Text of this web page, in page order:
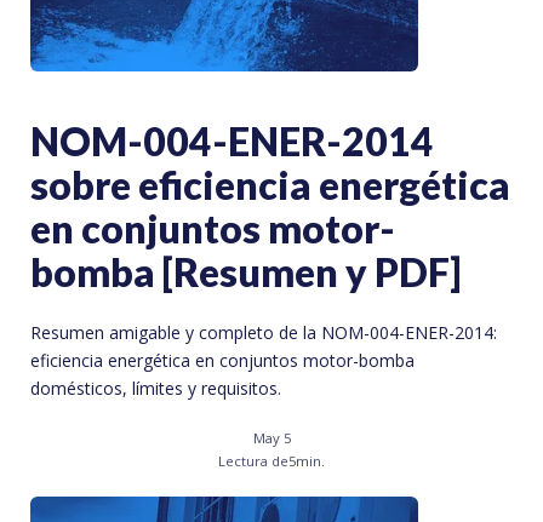
NOM-004-ENER-2014
sobre eficiencia energética
en conjuntos motor-
bomba [Resumen y PDF]
Resumen amigable y completo de la NOM-004-ENER-2014:
eficiencia energética en conjuntos motor-bomba
domésticos, límites y requisitos.
May 5
Lectura de5min.